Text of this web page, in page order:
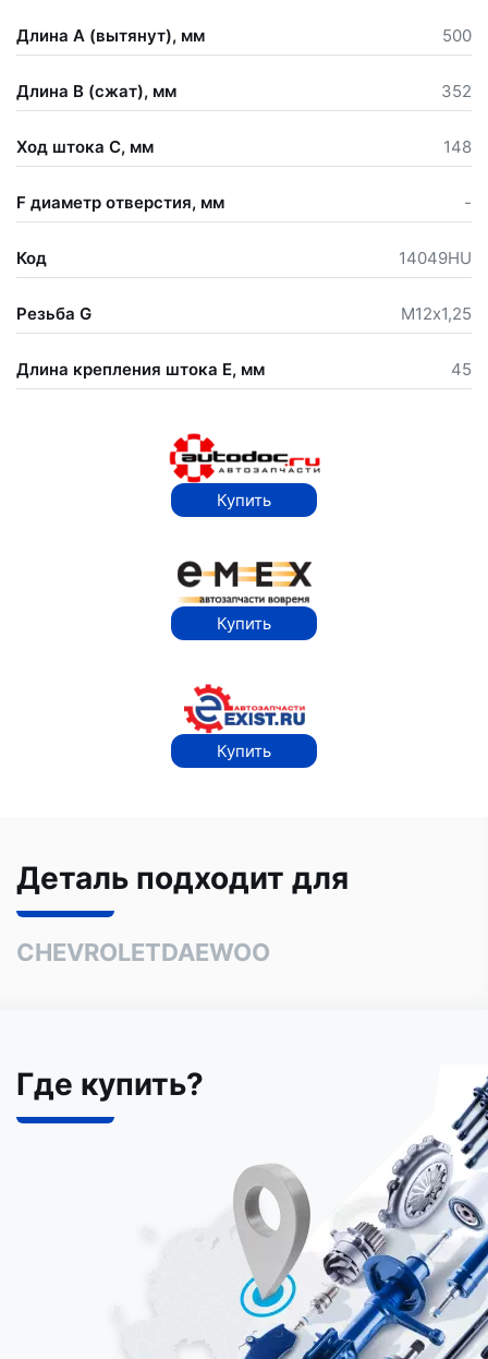
Длина А (вытянут), мм 500
Длина В (сжат), мм 352
Ход штока С, мм 148
F диаметр отверстия, мм -
Код 14049HU
Резьба G М12х1,25
Длина крепления штока Е, мм 45
Купить
Купить
Купить
Деталь подходит для
CHEVROLETDAEWOO
Где купить?